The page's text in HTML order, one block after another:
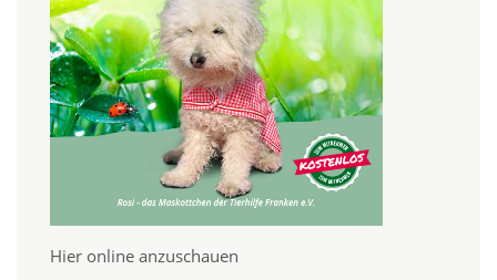
Hier online anzuschauen